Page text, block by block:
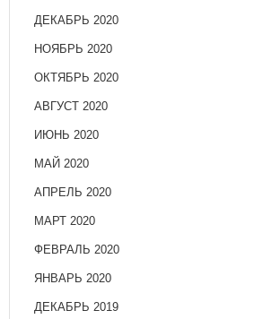
ДЕКАБРЬ 2020
НОЯБРЬ 2020
ОКТЯБРЬ 2020
АВГУСТ 2020
ИЮНЬ 2020
МАЙ 2020
АПРЕЛЬ 2020
МАРТ 2020
ФЕВРАЛЬ 2020
ЯНВАРЬ 2020
ДЕКАБРЬ 2019